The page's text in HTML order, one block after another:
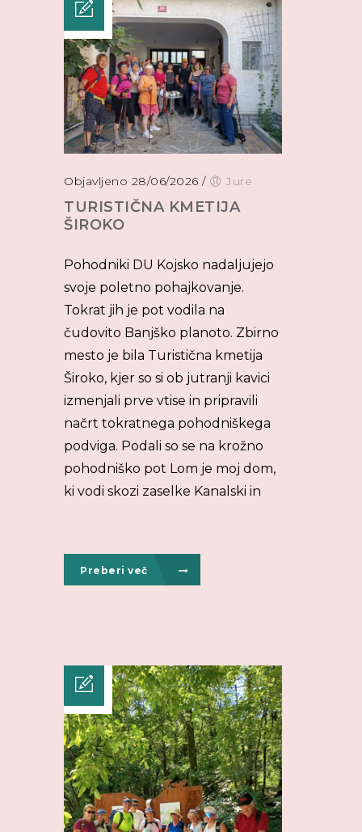
Objavljeno 28/06/2026 / Jure
TURISTIČNA KMETIJA
ŠIROKO
Pohodniki DU Kojsko nadaljujejo
svoje poletno pohajkovanje.
Tokrat jih je pot vodila na
čudovito Banjško planoto. Zbirno
mesto je bila Turistična kmetija
Široko, kjer so si ob jutranji kavici
izmenjali prve vtise in pripravili
načrt tokratnega pohodniškega
podviga. Podali so se na krožno
pohodniško pot Lom je moj dom,
ki vodi skozi zaselke Kanalski in
Preberi več